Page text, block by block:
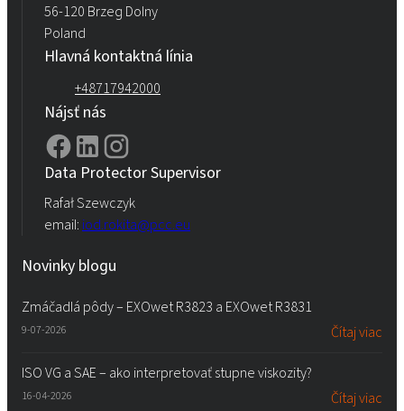
56-120 Brzeg Dolny
Poland
Hlavná kontaktná línia
+48717942000
Nájsť nás
Data Protector Supervisor
Rafał Szewczyk
email: iod.rokita@pcc.eu
Novinky blogu
Zmáčadlá pôdy – EXOwet R3823 a EXOwet R3831
9-07-2026 Čítaj viac
ISO VG a SAE – ako interpretovať stupne viskozity?
16-04-2026 Čítaj viac